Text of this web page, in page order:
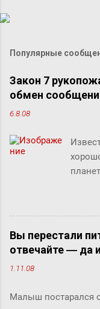
Популярные
Закон 7
обмен
6.8.08
Вы перестали
отвечайте ― да
1.11.08
Малыш постарался